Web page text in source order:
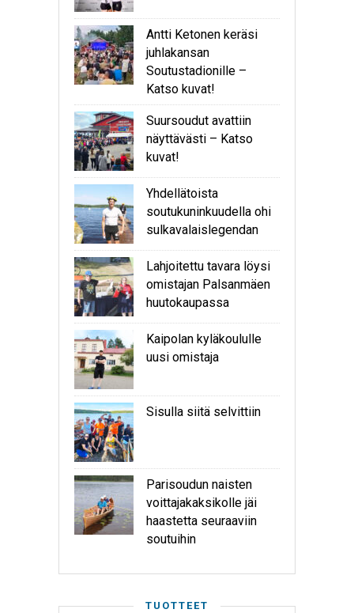
Antti Ketonen keräsi
juhlakansan
Soutustadionille –
Katso kuvat!
Suursoudut avattiin
näyttävästi – Katso
kuvat!
Yhdellätoista
soutukuninkuudella ohi
sulkavalaislegendan
Lahjoitettu tavara löysi
omistajan Palsanmäen
huutokaupassa
Kaipolan kyläkoululle
uusi omistaja
Sisulla siitä selvittiin
Parisoudun naisten
voittajakaksikolle jäi
haastetta seuraaviin
soutuihin
TUOTTEET